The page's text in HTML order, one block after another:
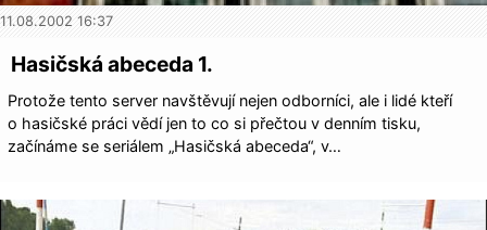
11.08.2002 16:37
Hasičská abeceda 1.
Protože tento server navštěvují nejen odborníci, ale i lidé kteří
o hasičské práci vědí jen to co si přečtou v denním tisku,
začínáme se seriálem „Hasičská abeceda“, v…